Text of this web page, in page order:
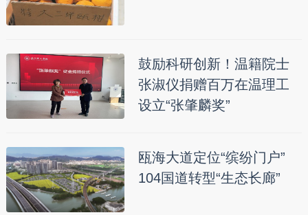
鼓励科研创新！温籍院士
张淑仪捐赠百万在温理工
设立“张肇麟奖”
瓯海大道定位“缤纷门户”
104国道转型“生态长廊”